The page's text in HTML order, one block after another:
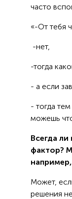
часто
«-От тебя
-нет,
-тогда
- а если
- тогда
можешь
Всегда
фактор?
Может,
решения